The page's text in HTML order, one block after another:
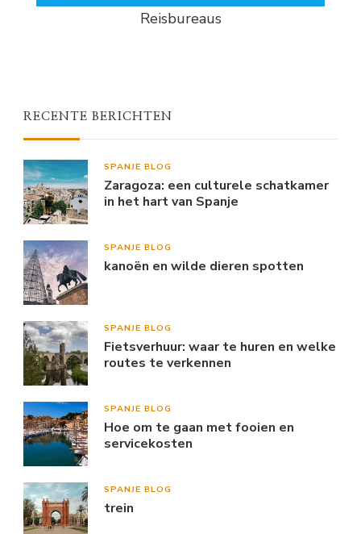
Reisbureaus
RECENTE BERICHTEN
SPANJE BLOG
Zaragoza: een culturele schatkamer
in het hart van Spanje
SPANJE BLOG
kanoën en wilde dieren spotten
SPANJE BLOG
Fietsverhuur: waar te huren en welke
routes te verkennen
SPANJE BLOG
Hoe om te gaan met fooien en
servicekosten
SPANJE BLOG
trein